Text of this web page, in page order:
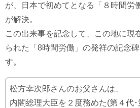
が、日本で初めてとなる「８時間労
が解決。
この出来事を記念して、この地に現
られた「8時間労働」の発祥の記念
す。
松方幸次郎さんのお父さんは、
内閣総理大臣を２度務めた(第４代